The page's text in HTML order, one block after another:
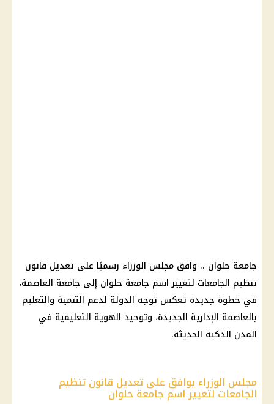
جامعة حلوان .. وافق مجلس الوزراء رسميًا على تعديل قانون
تنظيم الجامعات لتغيير اسم جامعة حلوان إلى جامعة العاصمة،
في خطوة جديدة تعكس توجه الدولة لدعم التنمية والتعليم
بالعاصمة الإدارية الجديدة، وتوحيد الهوية التعليمية في
المدن الذكية الحديثة.
مجلس الوزراء يوافق على تعديل قانون تنظيم
الجامعات لتغيير اسم جامعة حلوان